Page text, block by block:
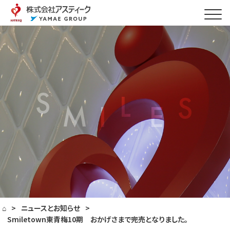
⌂ > ニュースとお知らせ >
Smiletown東青梅10期 おかげさまで完売となりました。